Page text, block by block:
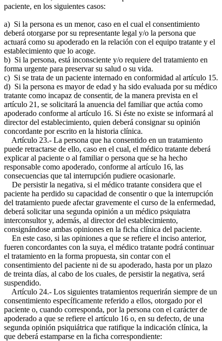
paciente, en los siguientes casos:
a) Si la persona es un menor, caso en el cual el consentimiento
deberá otorgarse por su representante legal y/o la persona que
actuará como su apoderado en la relación con el equipo tratante y el
establecimiento que lo acoge.
b) Si la persona, está inconsciente y/o requiere del tratamiento en
forma urgente para preservar su salud o su vida.
c) Si se trata de un paciente internado en conformidad al artículo 15.
d) Si la persona es mayor de edad y ha sido evaluada por su médico
tratante como incapaz de consentir, de la manera prevista en el
artículo 21, se solicitará la anuencia del familiar que actúa como
apoderado conforme al artículo 16. Si éste no existe se informará al
director del establecimiento, quien deberá consignar su opinión
concordante por escrito en la historia clínica.
Artículo 23.- La persona que ha consentido en un tratamiento
puede retractarse de ello, caso en el cual, el médico tratante deberá
explicar al paciente o al familiar o persona que se ha hecho
responsable como apoderado, conforme al artículo 16, las
consecuencias que tal interrupción pudiere ocasionarle.
De persistir la negativa, si el médico tratante considera que el
paciente ha perdido su capacidad de consentir o que la interrupción
del tratamiento puede afectar gravemente el curso de la enfermedad,
deberá solicitar una segunda opinión a un médico psiquiatra
interconsultor y, además, al director del establecimiento,
consignándose ambas opiniones en la ficha clínica del paciente.
En este caso, si las opiniones a que se refiere el inciso anterior,
fueren concordantes con la suya, el médico tratante podrá continuar
el tratamiento en la forma propuesta, sin contar con el
consentimiento del paciente ni de su apoderado, hasta por un plazo
de treinta días, al cabo de los cuales, de persistir la negativa, será
suspendido.
Artículo 24.- Los siguientes tratamientos requerirán siempre de un
consentimiento específicamente referido a ellos, otorgado por el
paciente o, cuando corresponda, por la persona con el carácter de
apoderado a que se refiere el artículo 16 o, en su defecto, de una
segunda opinión psiquiátrica que ratifique la indicación clínica, la
que deberá estamparse en la ficha correspondiente: